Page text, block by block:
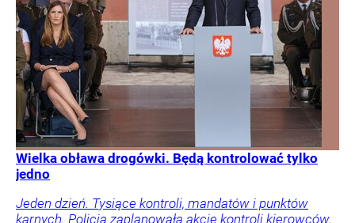
Wielka obława drogówki. Będą kontrolować tylko
jedno
Jeden dzień. Tysiące kontroli, mandatów i punktów
karnych. Policja zaplanowała akcję kontroli kierowców.